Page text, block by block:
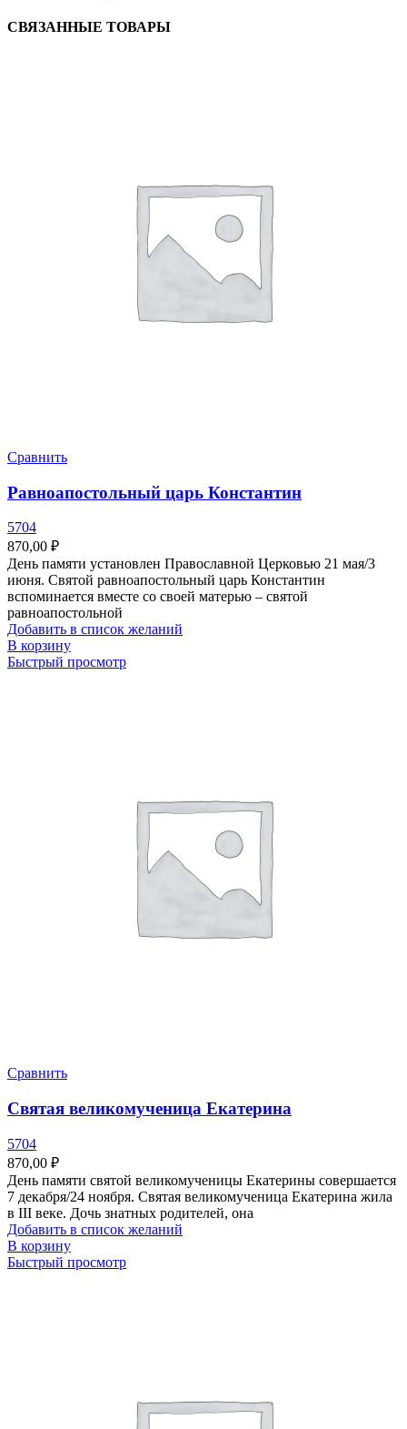
СВЯЗАННЫЕ ТОВАРЫ
Сравнить
Равноапостольный царь Константин
5704
870,00 ₽
День памяти установлен Православной Церковью 21 мая/3
июня. Святой равноапостольный царь Константин
вспоминается вместе со своей матерью – святой
равноапостольной
Добавить в список желаний
В корзину
Быстрый просмотр
Сравнить
Святая великомученица Екатерина
5704
870,00 ₽
День памяти святой великомученицы Екатерины совершается
7 декабря/24 ноября. Святая великомученица Екатерина жила
в III веке. Дочь знатных родителей, она
Добавить в список желаний
В корзину
Быстрый просмотр